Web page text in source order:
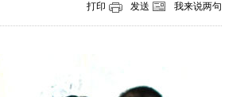
打印 发送 我来说两句